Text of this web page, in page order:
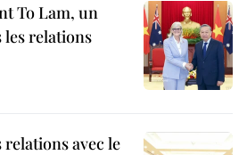
To Lam, un
les relations
relations avec le